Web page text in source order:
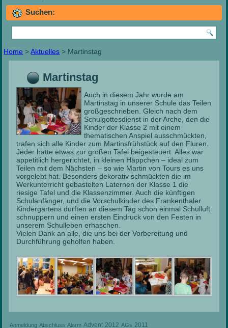
Suchen:
Home >Aktuelles > Martinstag
Martinstag
Auch in diesem Jahr wurde am
Martinstag in unserer Schule das Teilen
großgeschrieben. Gleich nach dem
Schulgottesdienst in der Arche, den die
Kinder der Klasse 2 mit einem
thematischen Anspiel ausschmückten,
trafen sich alle Kinder zum Martinsfrühstück auf den Fluren.
Jeder hatte etwas zur großen Tafel beigesteuert. Alles war
appetitlich hergerichtet, in kleinen Häppchen – ideal zum
Teilen mit dem Nächsten – so wie Martin von Tours es uns
vorgelebt hat. Besonders dekorativ schmückten die im
Werkunterricht gebastelten Laternen der Klasse 1 die
riesige Tafel und die Klassenzimmer. Auch die künftigen
Schulanfänger, und die Vorschulkinder des Frankenthaler
Kindergartens durften an diesem Tag schon einmal Schulluft
schnuppern und einen ersten Eindruck von den Festen in
unserem Schulleben erhaschen.
Vielen Dank an alle, die uns bei der Vorbereitung und
Durchführung geholfen haben.
Anmeldung Abschluss Alarm Advent 2012 AGs 2011